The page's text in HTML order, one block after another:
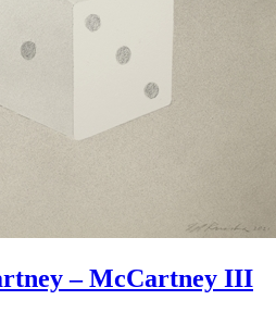
– McCartney III